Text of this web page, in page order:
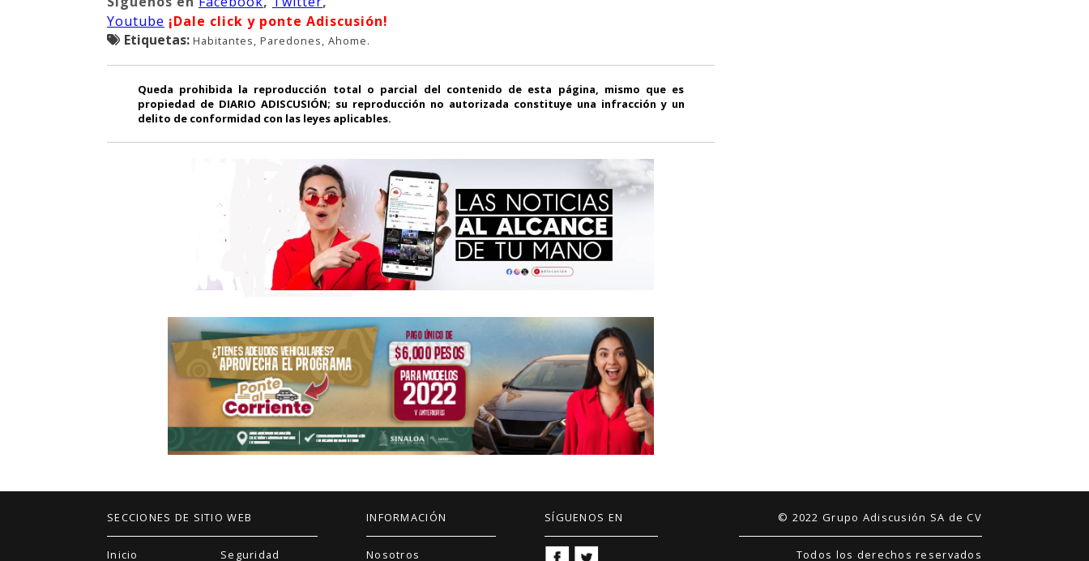
Youtube ¡Dale click y ponte Adiscusión!
Etiquetas: Habitantes, Paredones, Ahome.
Queda prohibida la reproducción total o parcial del contenido de esta página, mismo que es
propiedad de DIARIO ADISCUSIÓN; su reproducción no autorizada constituye una infracción y un
delito de conformidad con las leyes aplicables.
SECCIONES DE SITIO WEB
Inicio Seguridad
INFORMACIÓN
Nosotros
SÍGUENOS EN © 2022 Grupo Adiscusión SA de CV
Todos los derechos reservados